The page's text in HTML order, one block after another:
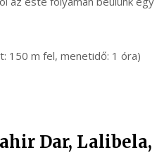
150 m fel, menetidő: 1 óra)
Dar, Lalibela,